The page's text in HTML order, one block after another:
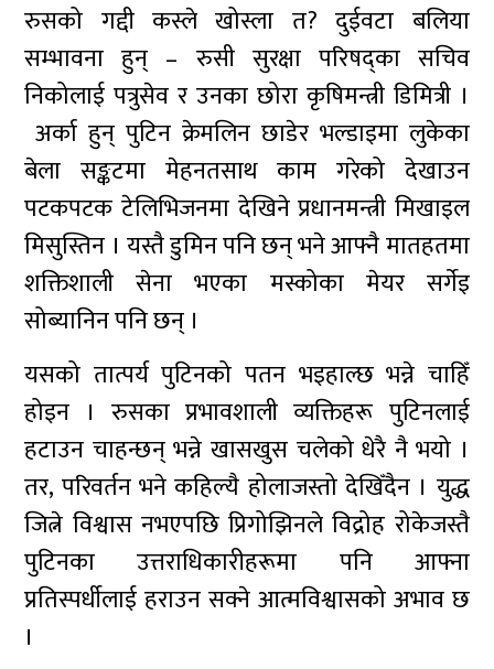
रुसको गद्दी कस्ले खोस्ला त? दुईवटा बलिया
सम्भावना हुन् – रुसी सुरक्षा परिषद्का सचिव
निकोलाई पत्रुसेव र उनका छोरा कृषिमन्त्री डिमित्री ।
अर्का हुन् पुटिन क्रेमलिन छाडेर भल्डाइमा लुकेका
बेला सङ्कटमा मेहनतसाथ काम गरेको देखाउन
पटकपटक टेलिभिजनमा देखिने प्रधानमन्त्री मिखाइल
मिसुस्तिन । यस्तै डुमिन पनि छन् भने आफ्नै मातहतमा
शक्तिशाली सेना भएका मस्कोका मेयर सर्गेइ
सोब्यानिन पनि छन् ।
यसको तात्पर्य पुटिनको पतन भइहाल्छ भन्ने चाहिँ
होइन । रुसका प्रभावशाली व्यक्तिहरू पुटिनलाई
हटाउन चाहन्छन् भन्ने खासखुस चलेको धेरै नै भयो ।
तर, परिवर्तन भने कहिल्यै होलाजस्तो देखिँदैन । युद्ध
जित्ने विश्वास नभएपछि प्रिगोझिनले विद्रोह रोकेजस्तै
पुटिनका उत्तराधिकारीहरूमा पनि आफ्ना
प्रतिस्पर्धीलाई हराउन सक्ने आत्मविश्वासको अभाव छ
।